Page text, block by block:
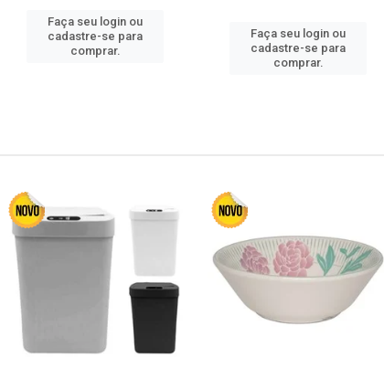
Faça seu login ou
cadastre-se para
comprar.
Faça seu login ou
cadastre-se para
comprar.